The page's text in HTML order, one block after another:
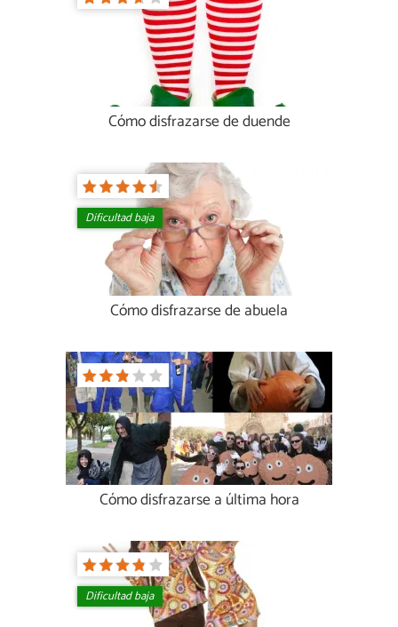
Cómo disfrazarse de duende
Dificultad baja
Cómo disfrazarse de abuela
Cómo disfrazarse a última hora
Dificultad baja